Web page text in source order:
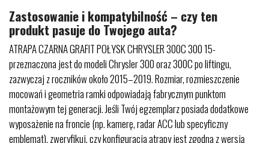
Zastosowanie i kompatybilność – czy ten
produkt pasuje do Twojego auta?
ATRAPA CZARNA GRAFIT POŁYSK CHRYSLER 300C 300 15-
przeznaczona jest do modeli Chrysler 300 oraz 300C po liftingu,
zazwyczaj z roczników około 2015–2019. Rozmiar, rozmieszczenie
mocowań i geometria ramki odpowiadają fabrycznym punktom
montażowym tej generacji. Jeśli Twój egzemplarz posiada dodatkowe
wyposażenie na froncie (np. kamerę, radar ACC lub specyficzny
emblemat), zweryfikuj, czy konfiguracja atrapy jest zgodna z wersją